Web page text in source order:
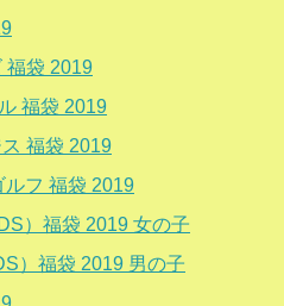
福袋 2019
福袋 2019
福袋 2019
ルフ 福袋 2019
）福袋 2019 女の子
）福袋 2019 男の子